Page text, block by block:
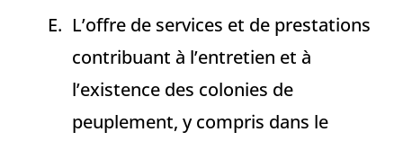
L’offre de services et de prestations
contribuant à l’entretien et à
l’existence des colonies de
peuplement, y compris dans le